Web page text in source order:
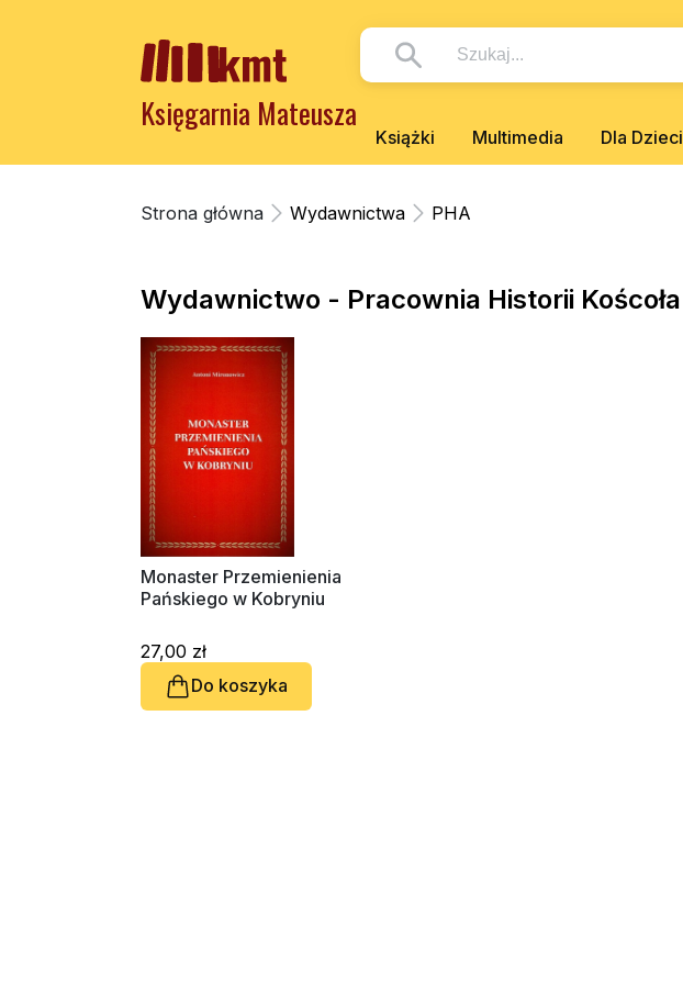
Księgarnia Mateusza
Książki Multimedia Dla Dzieci
Strona główna Wydawnictwa PHA
Wydawnictwo - Pracownia Historii Koścoła
Monaster Przemienienia
Pańskiego w Kobryniu
27,00 zł
Do koszyka